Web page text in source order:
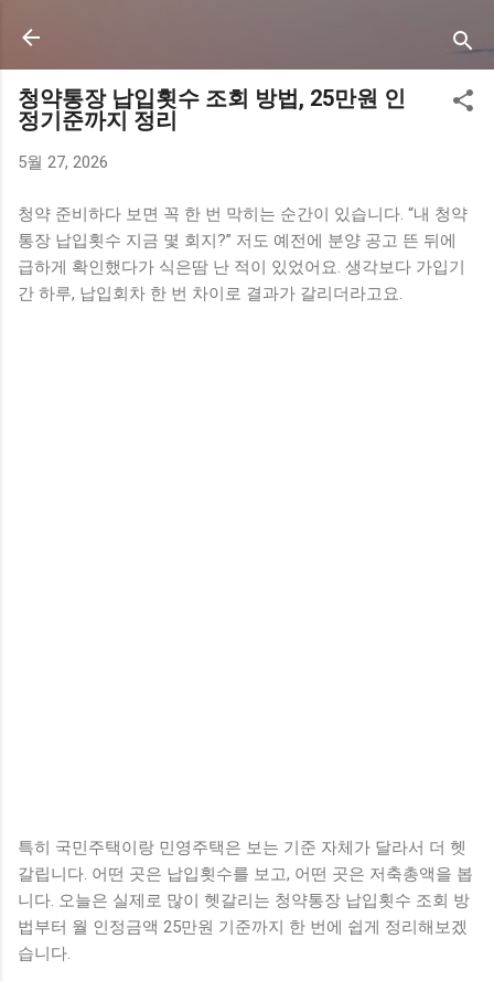
청약통장 납입횟수 조회 방법, 25만원 인
정기준까지 정리
5월 27, 2026
청약 준비하다 보면 꼭 한 번 막히는 순간이 있습니다. “내 청약
통장 납입횟수 지금 몇 회지?” 저도 예전에 분양 공고 뜬 뒤에
급하게 확인했다가 식은땀 난 적이 있었어요. 생각보다 가입기
간 하루, 납입회차 한 번 차이로 결과가 갈리더라고요.
특히 국민주택이랑 민영주택은 보는 기준 자체가 달라서 더 헷
갈립니다. 어떤 곳은 납입횟수를 보고, 어떤 곳은 저축총액을 봅
니다. 오늘은 실제로 많이 헷갈리는 청약통장 납입횟수 조회 방
법부터 월 인정금액 25만원 기준까지 한 번에 쉽게 정리해보겠
습니다.